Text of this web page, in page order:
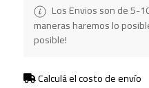
Los Envios son de 5-
maneras haremos lo
posible!
Calculá el costo de envío